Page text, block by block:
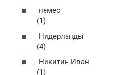
немес
(1)
Нидерланды
(4)
Никитин Иван
(1)